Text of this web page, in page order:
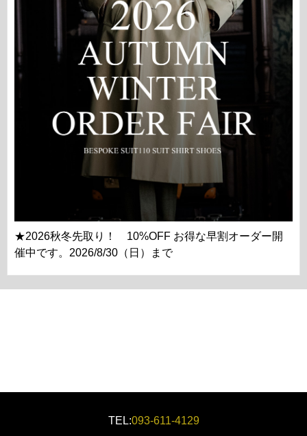
★2026秋冬先取り！ 10%OFF お得な早割オーダー開
催中です。2026/8/30（日）まで
TEL:093-611-4129